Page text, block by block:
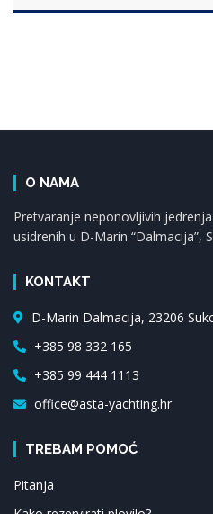
O NAMA
Pretvaranje neponovljivih
usidrenih u D-Marin “Dalmacija”,
KONTAKT
D-Marin Dalmacija, 23206
+385 98 332 165
+385 99 444 1113
office@asta-yachting.hr
TREBAM POMOĆ
Pitanja